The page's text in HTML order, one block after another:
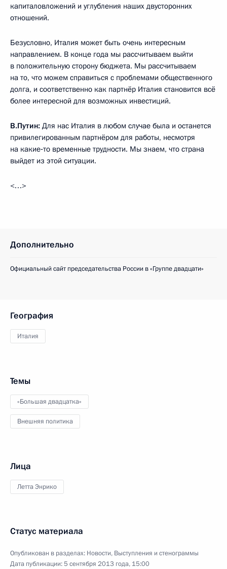
капиталовложений и углубления наших двусторонних
отношений.
Безусловно, Италия может быть очень интересным
направлением. В конце года мы рассчитываем выйти
в положительную сторону бюджета. Мы рассчитываем
на то, что можем справиться с проблемами общественного
долга, и соответственно как партнёр Италия становится всё
более интересной для возможных инвестиций.
В.Путин: Для нас Италия в любом случае была и останется
привилегированным партнёром для работы, несмотря
на какие‑то временные трудности. Мы знаем, что страна
выйдет из этой ситуации.
<…>
Дополнительно
Официальный сайт председательства России в «Группе двадцати»
География
Италия
Темы
«Большая двадцатка»
Внешняя политика
Лица
Летта Энрико
Статус материала
Опубликован в разделах: Новости, Выступления и стенограммы
Дата публикации:5 сентября 2013 года, 15:00